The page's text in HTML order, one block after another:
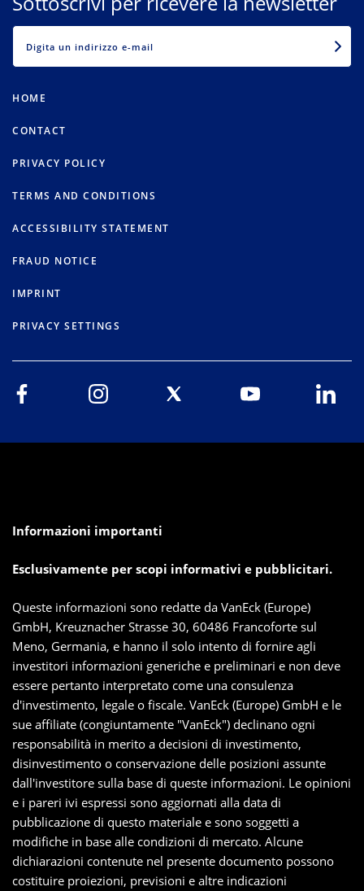
HOME
CONTACT
PRIVACY POLICY
TERMS AND CONDITIONS
ACCESSIBILITY STATEMENT
FRAUD NOTICE
IMPRINT
PRIVACY SETTINGS
Informazioni importanti
Esclusivamente per scopi informativi e pubblicitari.
Queste informazioni sono redatte da VanEck (Europe)
GmbH, Kreuznacher Strasse 30, 60486 Francoforte sul
Meno, Germania, e hanno il solo intento di fornire agli
investitori informazioni generiche e preliminari e non deve
essere pertanto interpretato come una consulenza
d'investimento, legale o fiscale. VanEck (Europe) GmbH e le
sue affiliate (congiuntamente "VanEck") declinano ogni
responsabilità in merito a decisioni di investimento,
disinvestimento o conservazione delle posizioni assunte
dall'investitore sulla base di queste informazioni. Le opinioni
e i pareri ivi espressi sono aggiornati alla data di
pubblicazione di questo materiale e sono soggetti a
modifiche in base alle condizioni di mercato. Alcune
dichiarazioni contenute nel presente documento possono
costituire proiezioni, previsioni e altre indicazioni